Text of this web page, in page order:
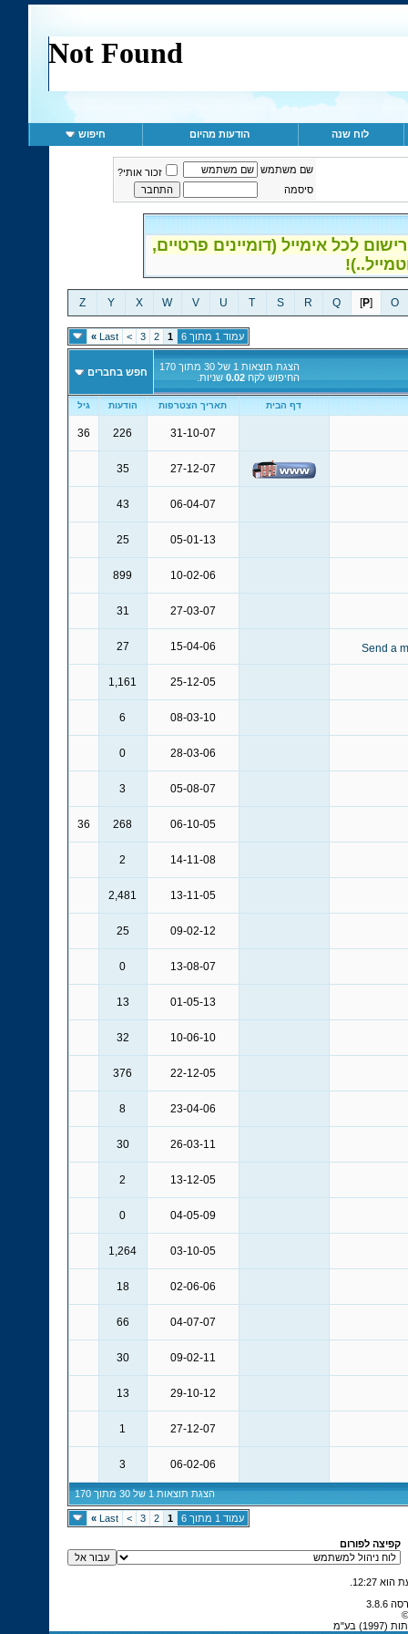
לוח שנה הודעות מהיום חיפוש
שם משתמש
זכור אותי?
סיסמה
לכל אימייל (דומיינים פרטיים,
O
[
P
]
Q
R
S
T
U
V
W
X
Y
Z
עמוד 1 מתוך 6 1
2
3
>
Last
»
הצגת תוצאות 1 של 30 מתוך 170
החיפוש לקח0.02 שניות. חפש בחברים
דף הבית תאריך הצטרפות הודעות גיל
31-10-07
226
36
27-12-07
35
06-04-07
43
05-01-13
25
10-02-06
899
27-03-07
31
15-04-06
27
25-12-05
1,161
08-03-10
6
28-03-06
0
05-08-07
3
06-10-05
268
36
14-11-08
2
13-11-05
2,481
09-02-12
25
13-08-07
0
01-05-13
13
10-06-10
32
22-12-05
376
23-04-06
8
26-03-11
30
13-12-05
2
04-05-09
0
03-10-05
1,264
02-06-06
18
04-07-07
66
09-02-11
30
29-10-12
13
27-12-07
1
06-02-06
3
הצגת תוצאות 1 של 30 מתוך 170
עמוד 1 מתוך 6 1
2
3
>
Last
»
קפיצה לפורום
12:27
בע"מ